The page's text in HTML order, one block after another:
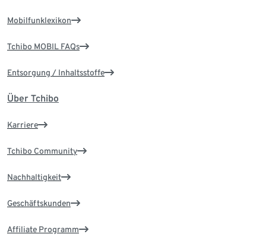
Mobilfunklexikon
Tchibo MOBIL FAQs
Entsorgung / Inhaltsstoffe
Über Tchibo
Karriere
Tchibo Community
Nachhaltigkeit
Geschäftskunden
Affiliate Programm